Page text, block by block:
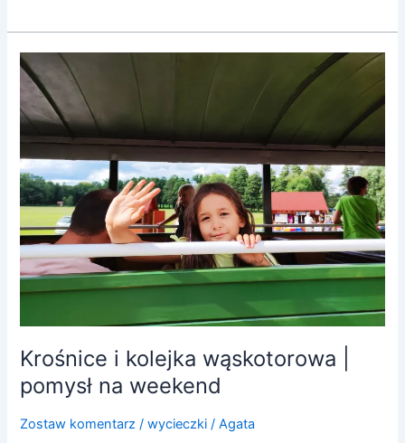
Krośnice i kolejka wąskotorowa |
pomysł na weekend
Zostaw komentarz /wycieczki /Agata
Krośnice
kolejka
wąskotorowa
pomysł
na
weekend